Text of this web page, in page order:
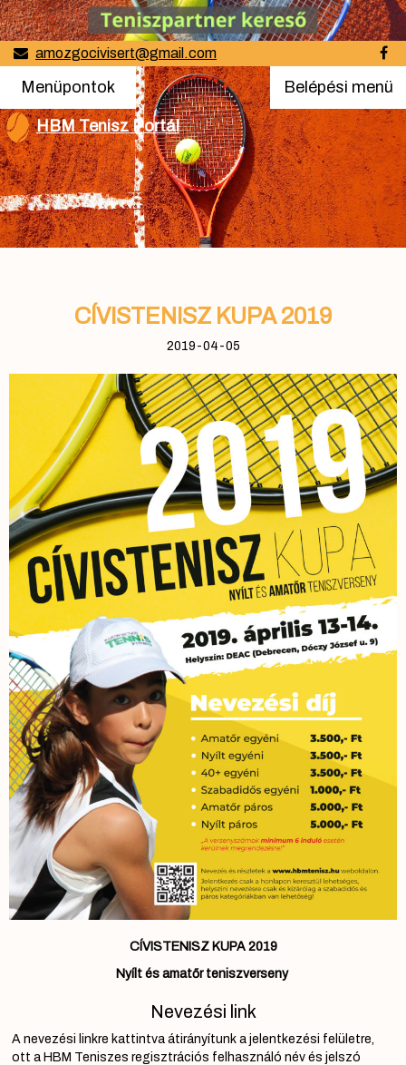
amozgocivisert@gmail.com
Menüpontok
Menüpontok
Belépési
menü
Belépési menü
HBM Tenisz Portál
CÍVISTENISZ KUPA 2019
2019-04-05
CÍVISTENISZ KUPA 2019
Nyílt és amatőr teniszverseny
Nevezési link
A nevezési linkre kattintva átirányítunk a jelentkezési felületre,
ott a HBM Teniszes regisztrációs felhasználó név és jelszó